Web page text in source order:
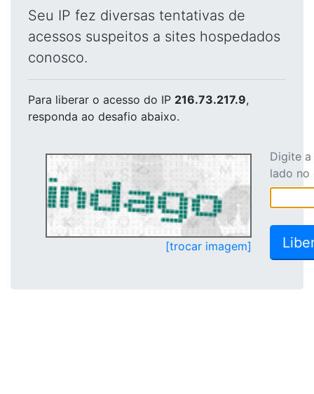
Seu IP fez diversas tentativas de
acessos suspeitos a sites hospedados
conosco.
Para liberar o acesso do IP 216.73.217.9,
responda ao desafio abaixo.
[trocar imagem]
Digite
lado no